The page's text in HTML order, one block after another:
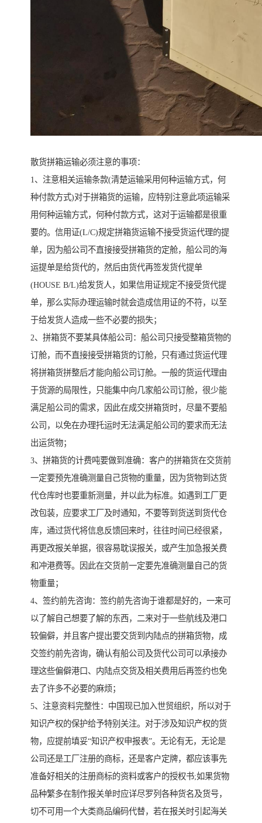
散货拼箱运输必须注意的事项：
1、注意相关运输条款(清楚运输采用何种运输方式，何
种付款方式)对于拼箱货的运输，应特别注意此项运输采
用何种运输方式，何种付款方式，这对于运输都是很重
要的。信用证(L/C)规定拼箱货运输不接受货运代理的提
单，因为船公司不直接接受拼箱货的定舱，船公司的海
运提单是给货代的，然后由货代再签发货代提单
(HOUSE B/L)给发货人，如果信用证规定不接受货代提
单，那么实际办理运输时就会造成信用证的不符，以至
于给发货人造成一些不必要的损失；
2、拼箱货不要某具体船公司：船公司只接受整箱货物的
订舱，而不直接接受拼箱货的订舱，只有通过货运代理
将拼箱货拼整后才能向船公司订舱。一般的货运代理由
于货源的局限性，只能集中向几家船公司订舱，很少能
满足船公司的需求，因此在成交拼箱货时，尽量不要船
公司，以免在办理托运时无法满足船公司的要求而无法
出运货物；
3、拼箱货的计费吨要做到准确：客户的拼箱货在交货前
一定要预先准确测量自己货物的重量，因为货物到达货
代仓库时也要重新测量，并以此为标准。如遇到工厂更
改包装，应要求工厂及时通知，不要等到货送到货代仓
库，通过货代将信息反馈回来时，往往时间已经很紧，
再更改报关单据，很容易耽误报关，或产生加急报关费
和冲港费等。因此在交货前一定要先准确测量自己的货
物重量；
4、签约前先咨询：签约前先咨询于谁都是好的，一来可
以了解自己想要了解的东西，二来对于一些航线及港口
较偏僻，并且客户提出要交货到内陆点的拼箱货物，成
交签约前先咨询，确认有船公司及货代公司可以承接办
理这些偏僻港口、内陆点交货及相关费用后再签约也免
去了许多不必要的麻烦；
5、注意资料完整性：中国现已加入世贸组织，所以对于
知识产权的保护给予特别关注。对于涉及知识产权的货
物，应提前填妥“知识产权申报表”。无论有无，无论是
公司还是工厂注册的商标，还是客户定牌，都应该事先
准备好相关的注册商标的资料或客户的授权书;如果货物
品种繁多在制作报关单时应详尽罗列各种货名及货号，
切不可用一个大类商品编码代替，若在报关时引起海关